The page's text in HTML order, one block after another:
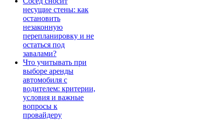
несущие стены: как
остановить
незаконную
перепланировку и не
остаться под
завалами?
Что учитывать при
выборе аренды
автомобиля с
водителем: критерии,
условия и важные
вопросы к
провайдеру